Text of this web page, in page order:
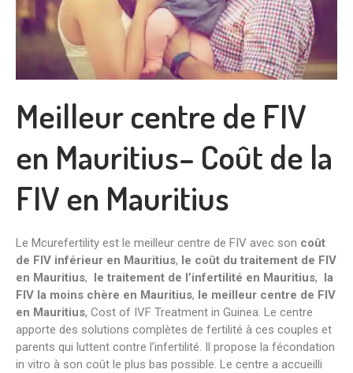
Meilleur centre de FIV
en Mauritius– Coût de la
FIV en Mauritius
Le Mcurefertility est le meilleur centre de FIV avec son coût
de FIV inférieur en Mauritius, le coût du traitement de FIV
en Mauritius, le traitement de l’infertilité en Mauritius, la
FIV la moins chère en Mauritius, le meilleur centre de FIV
en Mauritius, Cost of IVF Treatment in Guinea. Le centre
apporte des solutions complètes de fertilité à ces couples et
parents qui luttent contre l’infertilité. Il propose la fécondation
in vitro à son coût le plus bas possible. Le centre a accueilli